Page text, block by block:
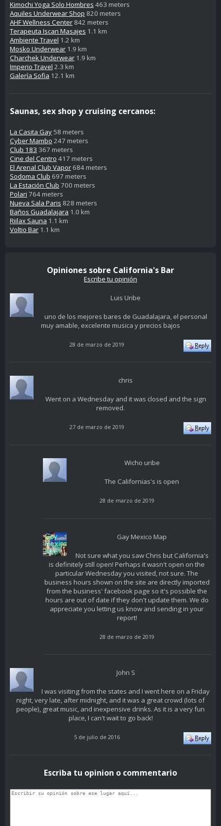
Kimochi Yoga Solo Hombres 463 meters
Aquiles Underwear Shop 820 meters
AHF Wellness Center 842 meters
Terapeuta Iscan Masajes 1.1 km
Ambiente Travel 1.2 km
Mosko Underwear 1.9 km
Charchek Underwear 1.9 km
Imperio Travel 2.3 km
Galería Sofia 12.1 km
Saunas, sex shop y cruising cercanos:
La Casita Gay 58 meters
Cyber Mambo 247 meters
Club 183 367 meters
Cine del Centro 417 meters
El Arenal Club Vapor 684 meters
Sodoma Club 697 meters
La Estación Club 700 meters
Polari 764 meters
Nueva Sala Paris 828 meters
Baños Guadalajara 1.0 km
Riilax Sauna 1.1 km
Voltio Bar 1.1 km
Opiniones sobre California's Bar
Escribe tu opinión
Luis Uribe
uno de los mejores bares de Guadalajara, el personal
muy amable, excelente musica y precios bajos
28 de marzo de 2019
chris
Went on a Wednesday and it was closed and the sign
removed.
27 de marzo de 2019
Wicho uribe
The Californias's is open
28 de marzo de 2019
Gay Mexico Map
Not sure what you saw Chris but California's
is definitely still open! Perhaps it wasn't open on the
particular Wednesday you visited, not sure. The
business hours shown on the site are directly imported
from the business' facebook page so it's possible the
hours are out of date if they don't update them. We do
appreciate you letting us know and sending in your
report!
28 de marzo de 2019
John S
I was visiting from the states and I went here on a Friday
night, very late, after midnight, and it was a great crowd (lots of
people), great music, and inexpensive drinks. As it is a very fun
place, I can't wait to go back!
5 de julio de 2016
Escriba tu opinion o commentario